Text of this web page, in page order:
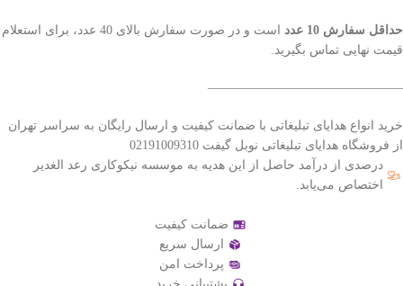
حداقل سفارش 10 عدد
است و در صورت سفارش بالای 40 عدد، برای استعلام
قیمت نهایی تماس بگیرید.
———————————————–
خرید انواع هدایای تبلیغاتی با ضمانت کیفیت و ارسال رایگان به سراسر تهران
از فروشگاه هدایای تبلیغاتی نوبل گیفت 02191009310
درصدی از درآمد حاصل از این هدیه به موسسه نیکوکاری رعد الغدیر
اختصاص می‌یابد.
ضمانت کیفیت
ارسال سریع
پرداخت امن